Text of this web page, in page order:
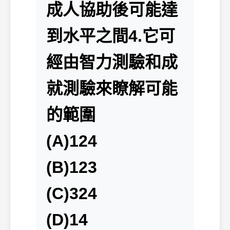
成人協助後可能達
到水平之間4.它可
經由智力測驗和成
就測驗來瞭解可能
的範圍
(A)124
(B)123
(C)324
(D)14